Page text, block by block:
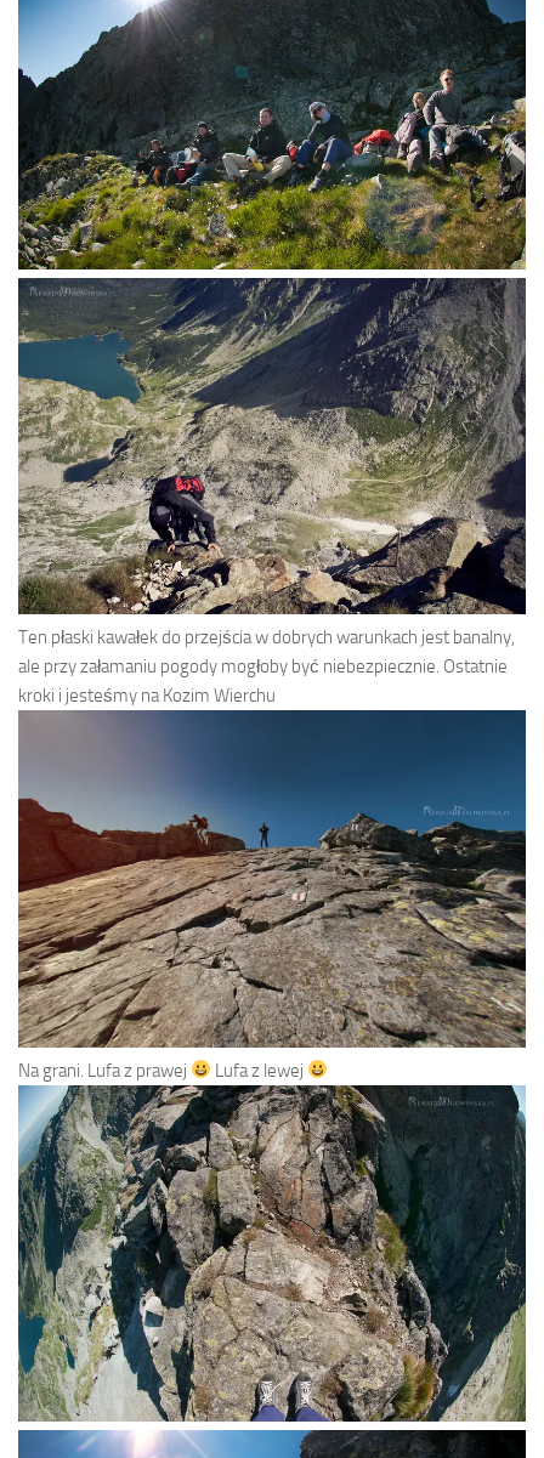
Ten płaski kawałek do przejścia w dobrych warunkach jest banalny,
ale przy załamaniu pogody mogłoby być niebezpiecznie. Ostatnie
kroki i jesteśmy na Kozim Wierchu
Na grani. Lufa z prawej Lufa z lewej